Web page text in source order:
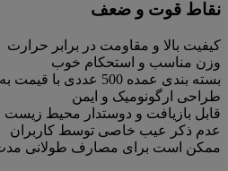
نقاط قوت و ضعف
کیفیت بالا و مقاومت در برابر حرارت
وزن مناسب و استحکام خوب
بسته بندی عمده 500 عددی با قیمت به صرفه
طراحی ارگونومیک و ایمن
قابل بازیافت و دوستدار محیط زیست
عدم ذکر عیب خاصی توسط کاربران
ممکن است برای مصارف طولانی مدت به